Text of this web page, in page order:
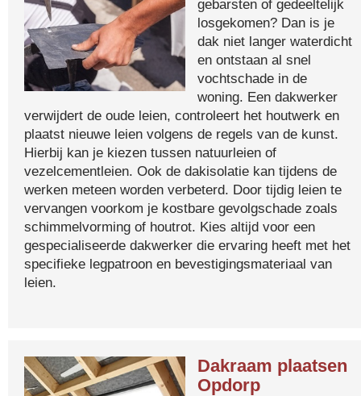
gebarsten of gedeeltelijk
losgekomen? Dan is je
dak niet langer waterdicht
en ontstaan al snel
vochtschade in de
woning. Een dakwerker
verwijdert de oude leien, controleert het houtwerk en
plaatst nieuwe leien volgens de regels van de kunst.
Hierbij kan je kiezen tussen natuurleien of
vezelcementleien. Ook de dakisolatie kan tijdens de
werken meteen worden verbeterd. Door tijdig leien te
vervangen voorkom je kostbare gevolgschade zoals
schimmelvorming of houtrot. Kies altijd voor een
gespecialiseerde dakwerker die ervaring heeft met het
specifieke legpatroon en bevestigingsmateriaal van
leien.
Dakraam plaatsen
Opdorp